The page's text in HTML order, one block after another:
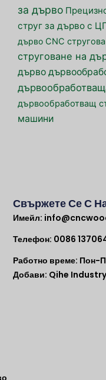
за дърво
струг за дърво с
дърво CNC
струговане на
дърво
дървообработващ
машини
Свържете Се С
Имейл:
Телефон: 0086
Работно време: Пон-
Добави: Qihe